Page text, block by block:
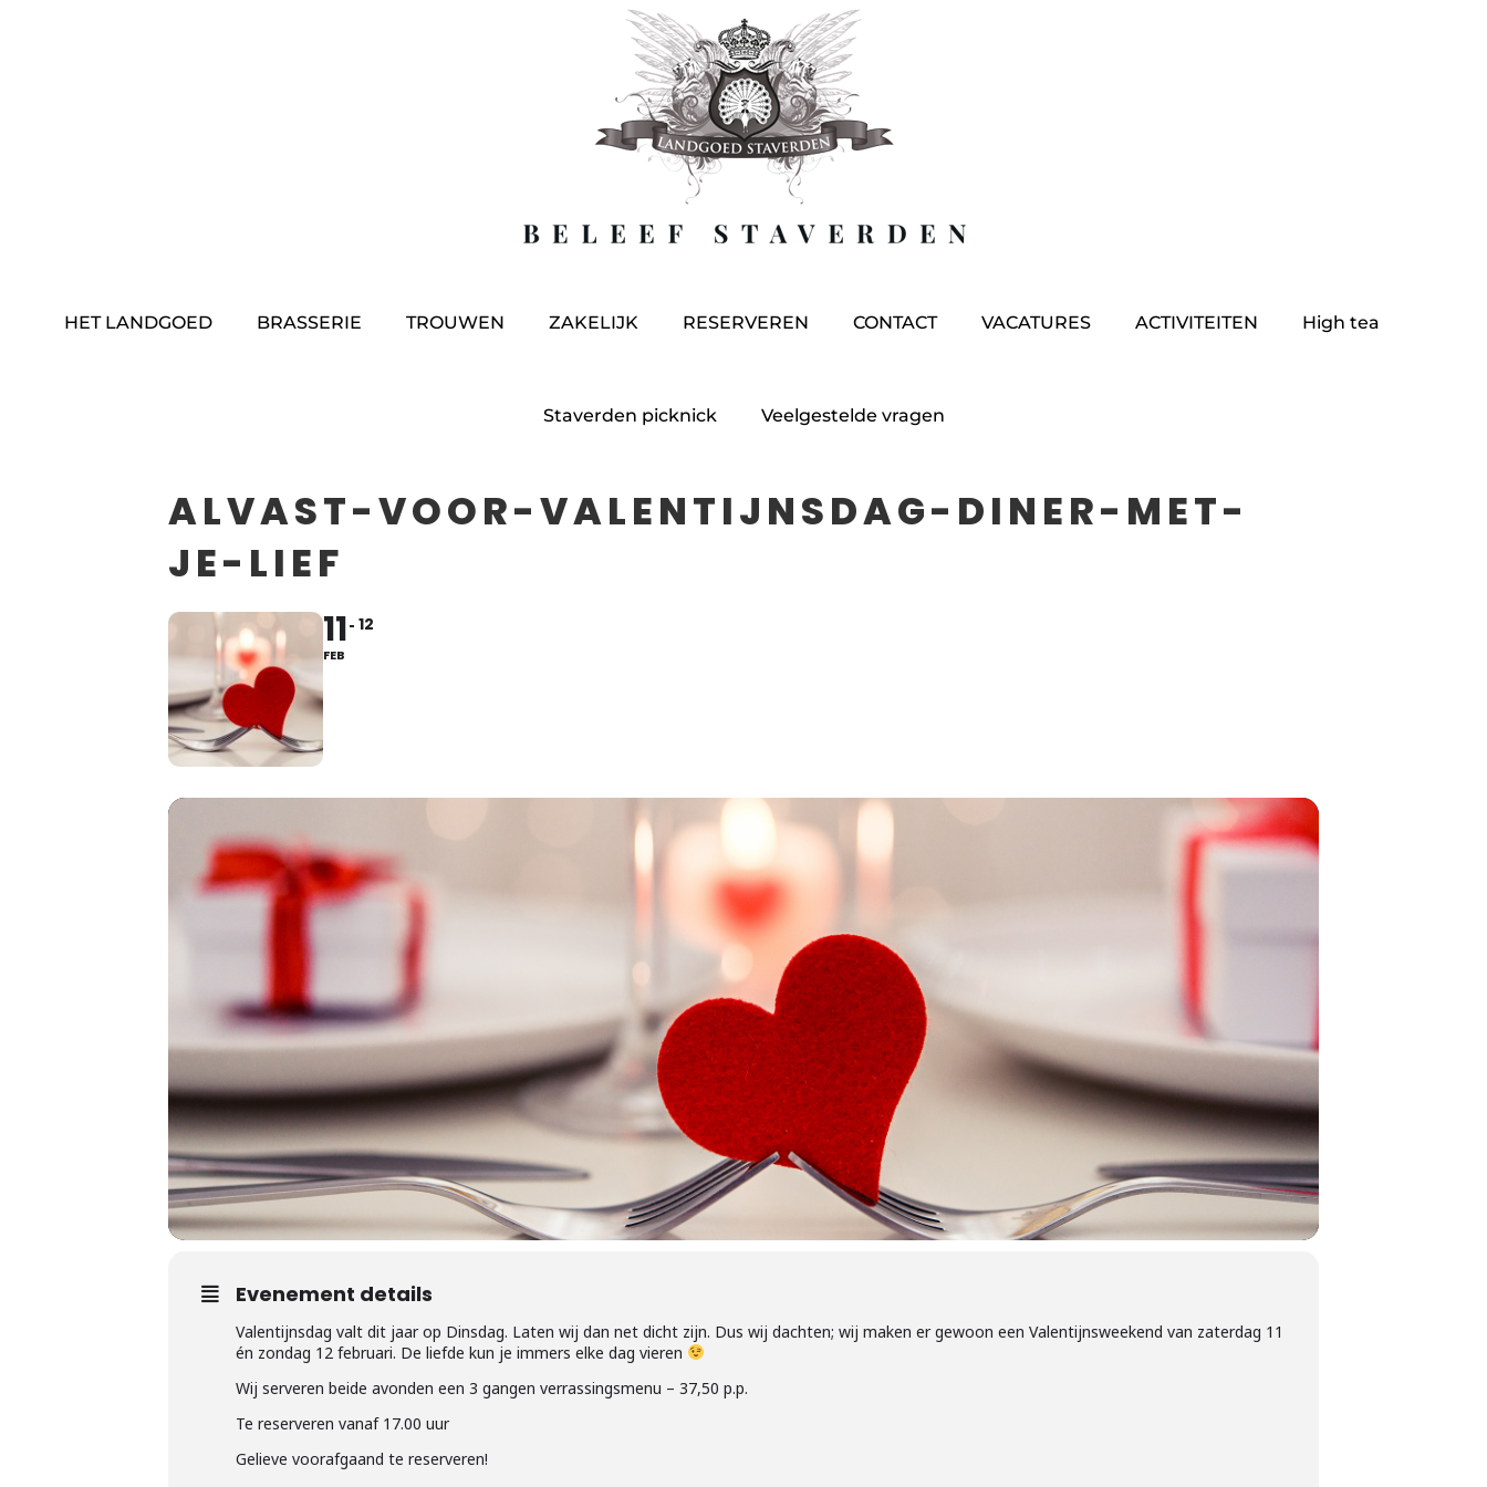
HET LANDGOED BRASSERIE TROUWEN ZAKELIJK RESERVEREN CONTACT VACATURES ACTIVITEITEN High tea
Staverden picknick Veelgestelde vragen
ALVAST-VOOR-VALENTIJNSDAG-DINER-MET-
JE-LIEF
11
FEB
12
Evenement details
Valentijnsdag valt dit jaar op Dinsdag. Laten wij dan net dicht zijn. Dus wij dachten; wij maken er gewoon een Valentijnsweekend van zaterdag 11
én zondag 12 februari. De liefde kun je immers elke dag vieren
Wij serveren beide avonden een 3 gangen verrassingsmenu – 37,50 p.p.
Te reserveren vanaf 17.00 uur
Gelieve voorafgaand te reserveren!